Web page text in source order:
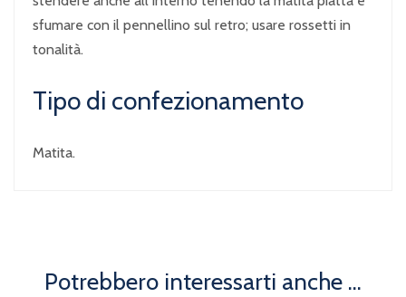
sfumare con il pennellino sul retro; usare rossetti in
tonalità.
Tipo di confezionamento
Matita.
Potrebbero interessarti anche ...